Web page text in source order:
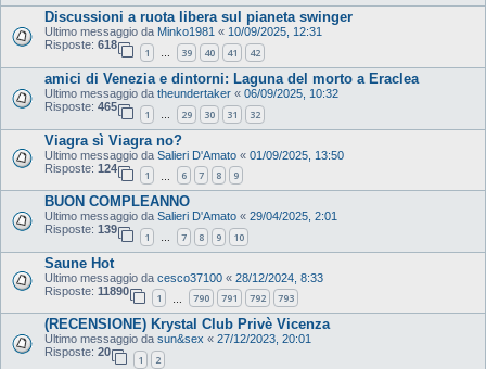
Discussioni a ruota libera sul pianeta swinger
Ultimo messaggio da Minko1981 « 10/09/2025, 12:31
Risposte: 618
1 … 39 40 41 42
amici di Venezia e dintorni: Laguna del morto a Eraclea
Ultimo messaggio da theundertaker « 06/09/2025, 10:32
Risposte: 465
1 … 29 30 31 32
Viagra sì Viagra no?
Ultimo messaggio da Salieri D'Amato « 01/09/2025, 13:50
Risposte: 124
1 6 7 8 9
BUON COMPLEANNO
Ultimo messaggio da Salieri D'Amato « 29/04/2025, 2:01
Risposte: 139
1 … 7 8 9 10
Saune Hot
Ultimo messaggio da cesco37100 « 28/12/2024, 8:33
Risposte: 11890
1 790 791 792 793
(RECENSIONE) Krystal Club Privè Vicenza
Ultimo messaggio da sun&sex « 27/12/2023, 20:01
Risposte: 20
1 2